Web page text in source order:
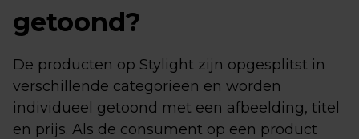
getoond?
De producten op Stylight zijn opgesplitst in
verschillende categorieën en worden
individueel getoond met een afbeelding, titel
en prijs. Als de consument op een product